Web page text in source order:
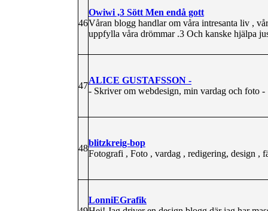
46
Owiwi ,3 Sött Men endå gott
Våran blogg handlar om våra intresanta liv ,
uppfylla våra drömmar .3 Och kanske hjälpa
47
ALICE GUSTAFSSON -
- Skriver om webdesign, min vardag och foto -
48
blitzkreig-bop
Fotografi , Foto , vardag , redigering, design ,
LonniEGrafik